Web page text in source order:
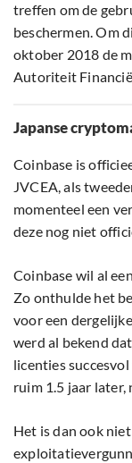
treffen om de
beschermen. Om
oktober 2018 de
Autoriteit
Japanse
Coinbase is
JVCEA, als
momenteel een
deze nog niet
Coinbase wil al
Zo onthulde het
voor een
werd al bekend
licenties
ruim 1.5 jaar later,
Het is dan ook